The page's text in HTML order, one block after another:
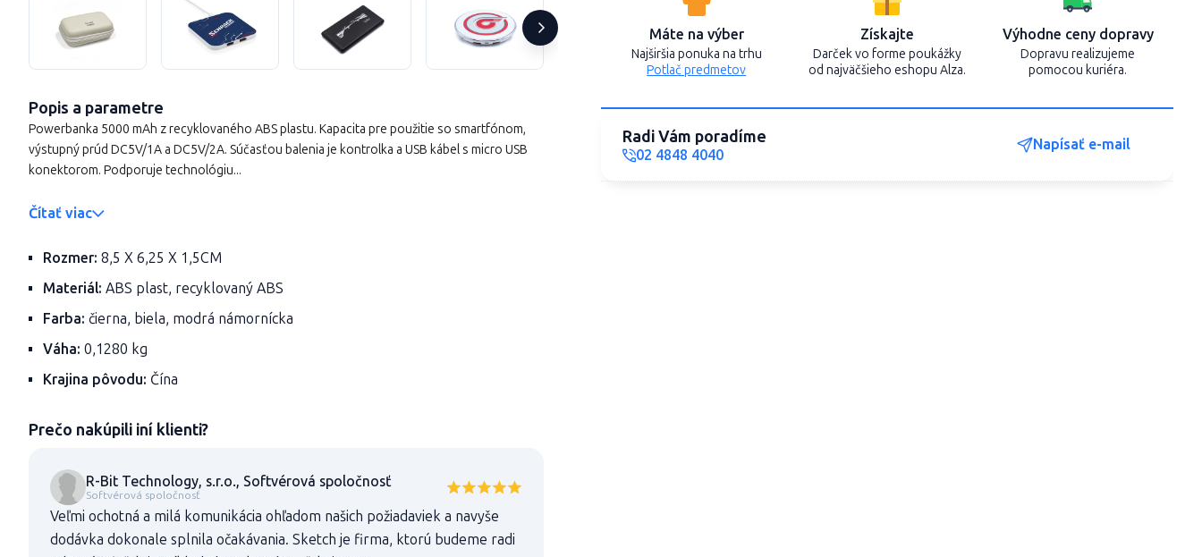
Máte na výber
Najširšia ponuka na trhu
Potlač predmetov
Získajte
Darček vo forme poukážky
od najväčšieho eshopu Alza.
Výhodne ceny dopravy
Dopravu realizujeme
pomocou kuriéra.
Radi Vám poradíme
02 4848 4040
Napísať e-mail
Popis a parametre
Powerbanka 5000 mAh z recyklovaného ABS plastu. Kapacita pre použitie so smartfónom,
výstupný prúd DC5V/1A a DC5V/2A. Súčasťou balenia je kontrolka a USB kábel s micro USB
konektorom. Podporuje technológiu...
Čítať viac
Rozmer: 8,5 X 6,25 X 1,5CM
Materiál: ABS plast, recyklovaný ABS
Farba: čierna, biela, modrá námornícka
Váha: 0,1280 kg
Krajina pôvodu: Čína
Prečo nakúpili iní klienti?
R-Bit Technology, s.r.o., Softvérová spoločnosť
Softvérová spoločnosť
Veľmi ochotná a milá komunikácia ohľadom našich požiadaviek a navyše
dodávka dokonale splnila očakávania. Sketch je firma, ktorú budeme radi